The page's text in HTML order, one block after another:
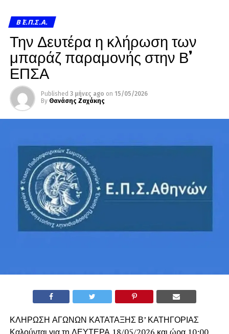
Β΄ Ε.Π.Σ.Α.
Την Δευτέρα η κλήρωση των
μπαράζ παραμονής στην Β’
ΕΠΣΑ
Published 3 μήνες ago on 15/05/2026
By Θανάσης Ζαχάκης
ΚΛΗΡΩΣΗ ΑΓΩΝΩΝ ΚΑΤΑΤΑΞΗΣ Β’ ΚΑΤΗΓΟΡΙΑΣ